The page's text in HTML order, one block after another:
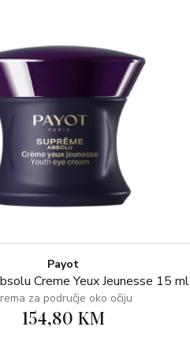
Payot
Creme Yeux Jeunesse 15 ml
za područje oko očiju
154,80 KM